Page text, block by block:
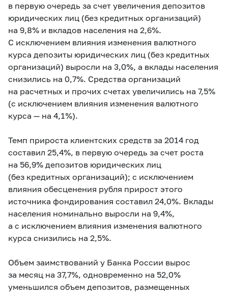
в первую очередь за счет увеличения депозитов
юридических лиц (без кредитных организаций)
на 9,8% и вкладов населения на 2,6%.
С исключением влияния изменения валютного
курса депозиты юридических лиц (без кредитных
организаций) выросли на 3,0%, а вклады населения
снизились на 0,7%. Средства организаций
на расчетных и прочих счетах увеличились на 7,5%
(с исключением влияния изменения валютного
курса — на 4,1%).
Темп прироста клиентских средств за 2014 год
составил 25,4%, в первую очередь за счет роста
на 56,9% депозитов юридических лиц
(без кредитных организаций); с исключением
влияния обесценения рубля прирост этого
источника фондирования составил 24,0%. Вклады
населения номинально выросли на 9,4%,
а с исключением влияния изменения валютного
курса снизились на 2,5%.
Объем заимствований у Банка России вырос
за месяц на 37,7%, одновременно на 52,0%
уменьшился объем депозитов, размещенных